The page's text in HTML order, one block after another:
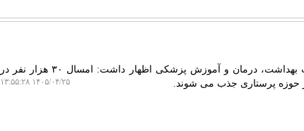
به گزارش دکتر میوه، معاون پرستاری وزارت بهداشت، درمان و آموزش پزشکی اظهار داشت: امسال ۳۰ هزار نفر در
۱۴۰۵/۰۴/۲۵ ۱۳:۵۵:۲۸